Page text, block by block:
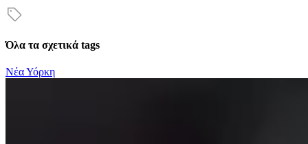
Όλα τα σχετικά tags
Νέα Υόρκη